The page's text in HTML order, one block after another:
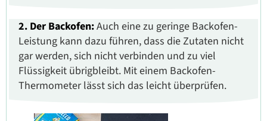
2. Der Backofen:Auch eine zu geringe Backofen-
Leistung kann dazu führen, dass die Zutaten nicht
gar werden, sich nicht verbinden und zu viel
Flüssigkeit übrigbleibt. Mit einem Backofen-
Thermometer lässt sich das leicht überprüfen.